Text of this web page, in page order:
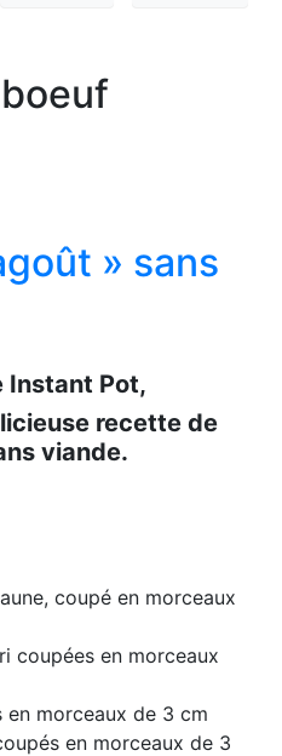
» sans
Instant Pot,
recette de
viande.
coupé en morceaux
coupées en morceaux
morceaux de 3 cm
en morceaux de 3